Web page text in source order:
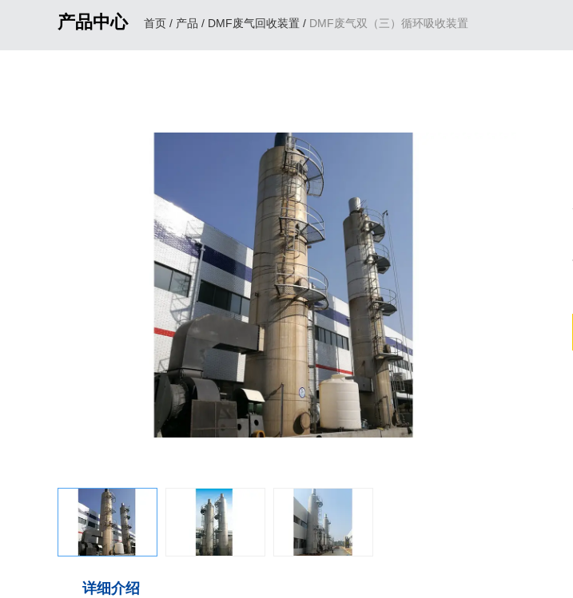
产品中心 首页 / 产品 / DMF废气回收装置 / DMF废气双（三）循环吸收装置
详细介绍